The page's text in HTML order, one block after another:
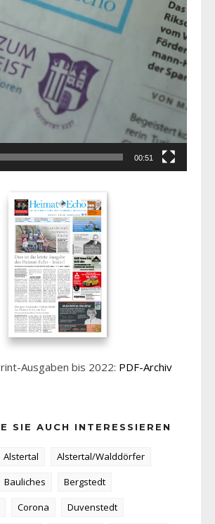
00:51
Ausgaben bis 2022: PDF-Archiv
SIE AUCH INTERESSIEREN
Alstertal
Alstertal/Walddörfer
Bauliches
Bergstedt
Corona
Duvenstedt